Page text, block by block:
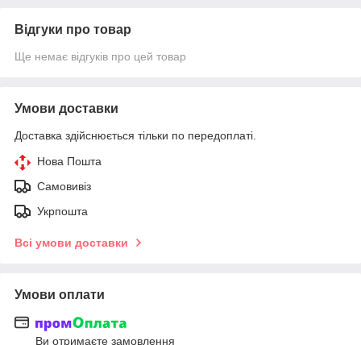
Відгуки про товар
Ще немає відгуків про цей товар
Умови доставки
Доставка здійснюється тільки по передоплаті.
Нова Пошта
Самовивіз
Укрпошта
Всі умови доставки
Умови оплати
Ви отримаєте замовлення